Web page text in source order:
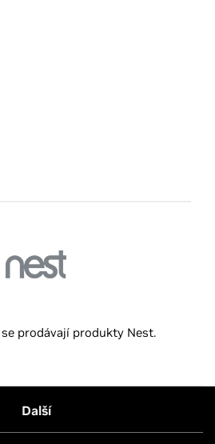
se prodávají produkty Nest.
Další